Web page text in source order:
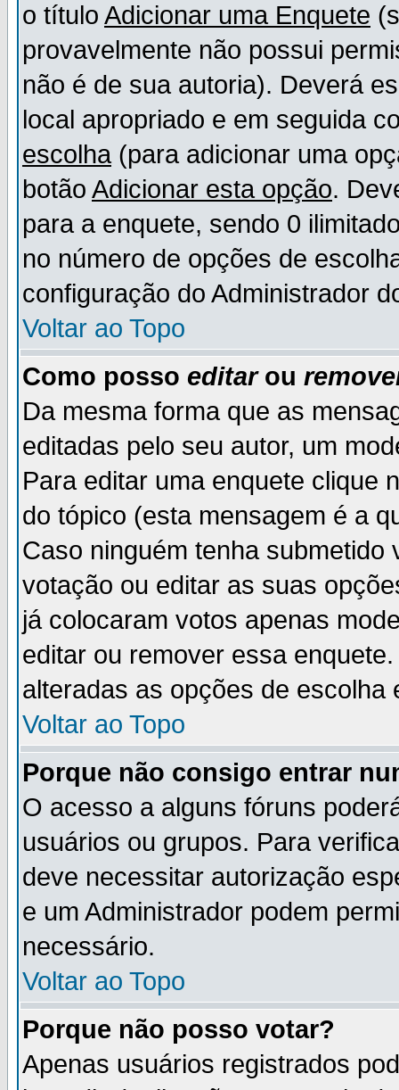
o título Adicionar uma Enquete
provavelmente não possui
não é de sua autoria). Deverá
local apropriado e em seguida
escolha (para adicionar uma
botão Adicionar esta opção.
para a enquete, sendo 0
no número de opções de
configuração do Administrador
Voltar ao Topo
Como posso editarou
Da mesma forma que as
editadas pelo seu autor, um
Para editar uma enquete clique
do tópico (esta mensagem é a
Caso ninguém tenha
votação ou editar as suas
já colocaram votos apenas
editar ou remover essa
alteradas as opções de escolha
Voltar ao Topo
Porque não consigo entrar
O acesso a alguns fóruns
usuários ou grupos. Para
deve necessitar autorização
e um Administrador podem
necessário.
Voltar ao Topo
Porque não posso votar?
Apenas usuários registrados